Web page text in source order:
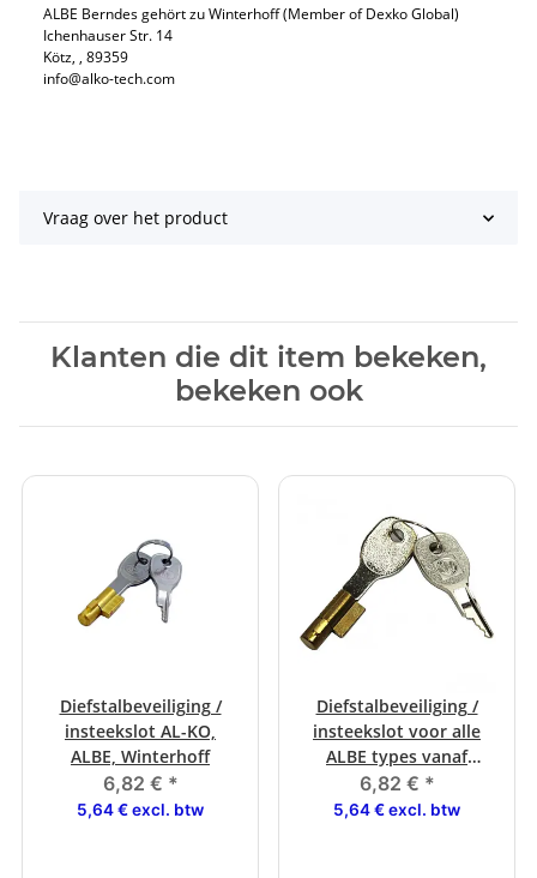
ALBE Berndes gehört zu Winterhoff (Member of Dexko Global)
Ichenhauser Str. 14
Kötz​, , 89359
info@alko-tech.com
Vraag over het product
Klanten die dit item bekeken,
bekeken ook
Diefstalbeveiliging /
insteekslot AL-KO,
ALBE, Winterhoff
6,82 € *
5,64 € excl. btw
Diefstalbeveiliging /
insteekslot voor alle
ALBE types vanaf
12/1999
6,82 € *
5,64 € excl. btw